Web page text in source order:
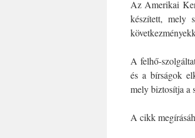
Az Amerikai
készített, mely
A felhő-
és a bírságok
mely biztosítja a
A cikk